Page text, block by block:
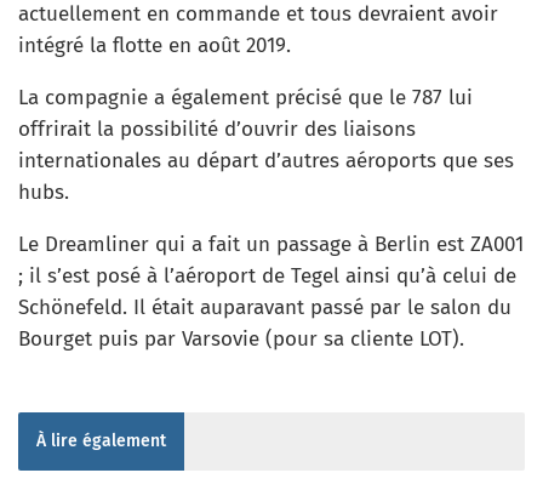
actuellement en commande et tous devraient avoir
intégré la flotte en août 2019.
La compagnie a également précisé que le 787 lui
offrirait la possibilité d’ouvrir des liaisons
internationales au départ d’autres aéroports que ses
hubs.
Le Dreamliner qui a fait un passage à Berlin est ZA001
; il s’est posé à l’aéroport de Tegel ainsi qu’à celui de
Schönefeld. Il était auparavant passé par le salon du
Bourget puis par Varsovie (pour sa cliente LOT).
À lire également